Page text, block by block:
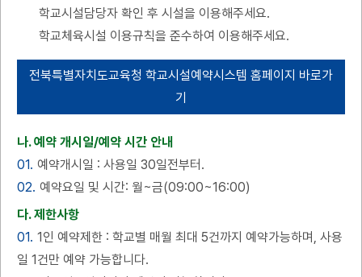
학교시설담당자 확인 후 시설을 이용해주세요.
학교체육시설 이용규칙을 준수하여 이용해주세요.
전북특별자치도교육청 학교시설예약시스템 홈페이지 바로가
기
나. 예약 개시일/예약 시간 안내
01. 예약개시일 : 사용일 30일전부터.
02. 예약요일 및 시간: 월~금(09:00~16:00)
다. 제한사항
01. 1인 예약제한 : 학교별 매월 최대 5건까지 예약가능하며, 사용
일 1건만 예약 가능합니다.